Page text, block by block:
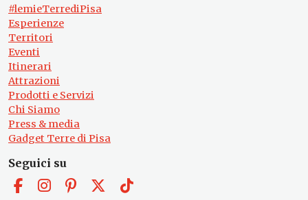
#lemieTerrediPisa
Esperienze
Territori
Eventi
Itinerari
Attrazioni
Prodotti e Servizi
Chi Siamo
Press & media
Gadget Terre di Pisa
Seguici su